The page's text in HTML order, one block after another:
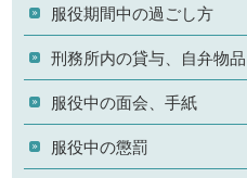
服役期間中の過ごし方
刑務所内の貸与、自弁物品
服役中の面会、手紙
服役中の懲罰